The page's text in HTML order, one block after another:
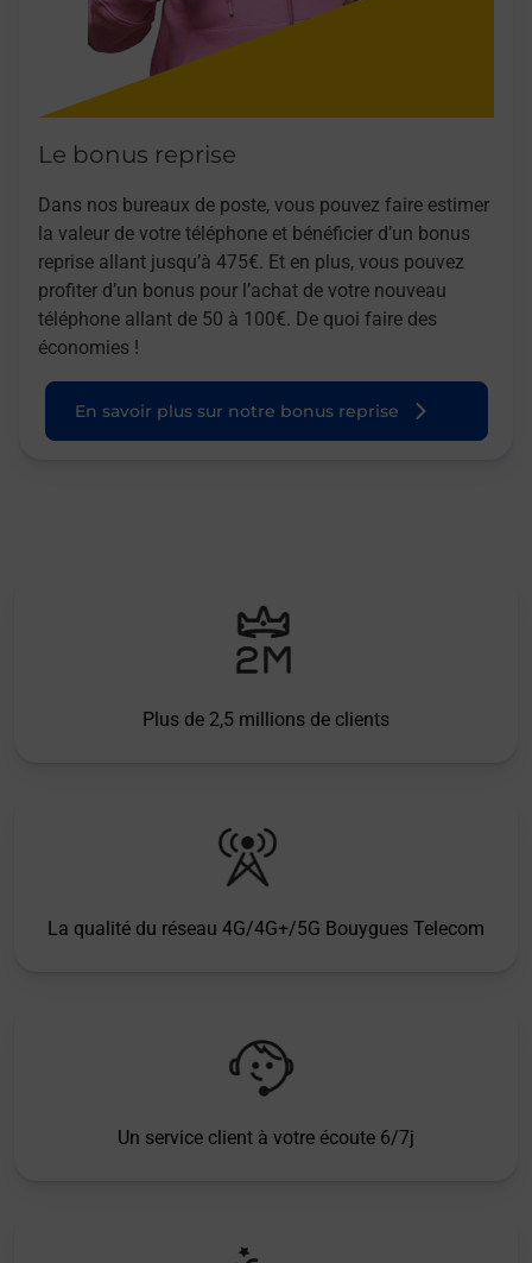
Le bonus reprise
Dans nos bureaux de poste, vous pouvez faire estimer
la valeur de votre téléphone et bénéficier d’un bonus
reprise allant jusqu’à 475€. Et en plus, vous pouvez
profiter d’un bonus pour l’achat de votre nouveau
téléphone allant de 50 à 100€. De quoi faire des
économies !
En savoir plus sur notre bonus reprise
Plus de 2,5 millions de clients
La qualité du réseau 4G/4G+/5G Bouygues Telecom
Un service client à votre écoute 6/7j